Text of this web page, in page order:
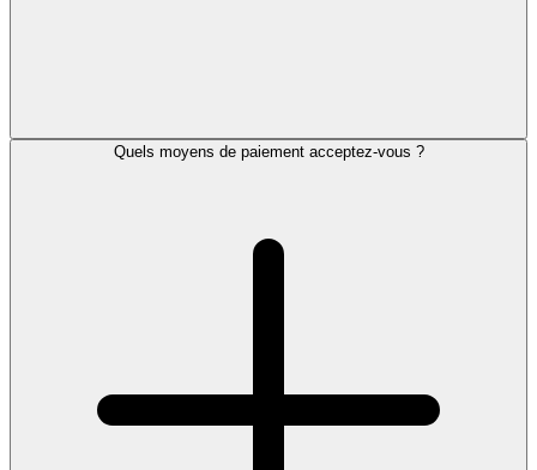
Quels moyens de paiement acceptez-vous ?